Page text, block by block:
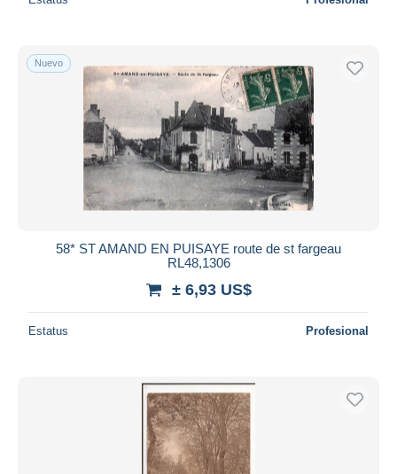
Nuevo
58* ST AMAND EN PUISAYE route de st fargeau
RL48,1306
± 6,93 US$
Estatus Profesional